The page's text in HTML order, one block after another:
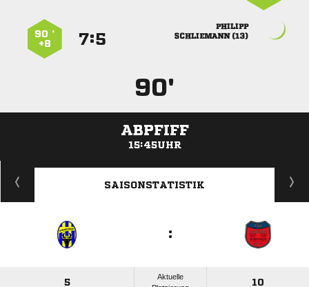

 
:
90 ’
+8
90'
ABPFIFF
15:45UHR
ANZEIGE
SAISONSTATISTIK
:
5
Aktuelle
10